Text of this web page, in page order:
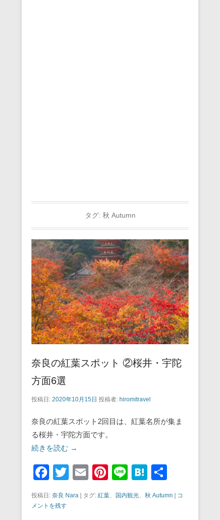
タグ: 秋 Autumn
奈良の紅葉スポット ②桜井・宇陀
方面6選
投稿日: 2020年10月15日 投稿者: hiromitravel
奈良の紅葉スポット2回目は、紅葉名所が集ま
る桜井・宇陀方面です。
続きを読む →
F
a
c
T
E
m
ail
Pi
nt
er
Li
n
e
H
at
e
投稿日: 奈良 Nara タグ: 紅葉、 国内観光、 秋 Autumn
コ
メントを残す